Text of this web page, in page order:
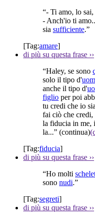
“- Ti amo, lo sai,
- Anch'io ti
sia sufficiente.”
[Tag:amare]
di più su questa frase ››
“Haley, se sono
solo il tipo d'
anche il tipo d'
figlio per poi
tu credi che io
fai ciò che credi,
la fiducia in me, i
la...” (continua)
[Tag:fiducia]
di più su questa frase ››
“Ho molti
sono nudi.”
[Tag:segreti]
di più su questa frase ››